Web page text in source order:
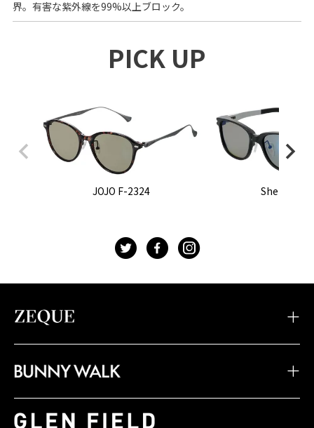
界。有害な紫外線を99%以上ブロック。
PICK UP
JOJO F-2324 Sherry F-
t f g
・JOJO
・JAKE
・Juno
・Spike
・BW-032
・BW-027